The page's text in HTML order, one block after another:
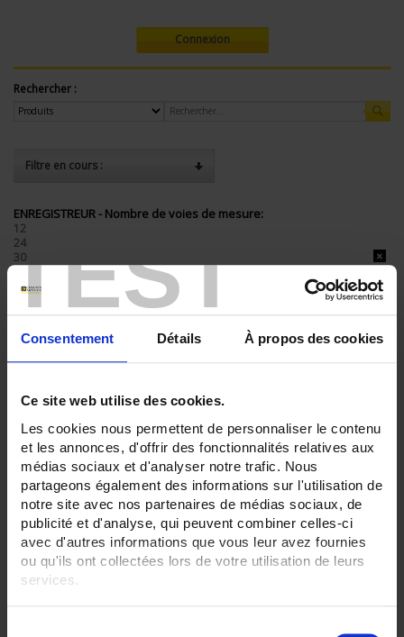
TEST
Consentement Détails À propos des cookies
Ce site web utilise des cookies.
Les cookies nous permettent de personnaliser le contenu
et les annonces, d'offrir des fonctionnalités relatives aux
médias sociaux et d'analyser notre trafic. Nous
partageons également des informations sur l'utilisation de
notre site avec nos partenaires de médias sociaux, de
publicité et d'analyse, qui peuvent combiner celles-ci
avec d'autres informations que vous leur avez fournies
ou qu'ils ont collectées lors de votre utilisation de leurs
services.
Connexion
Rechercher :
Filtre en cours :
ENREGISTREUR - Nombre de voies de mesure:
12
24
30
48
ENREGISTREUR - Sorties relais:
Sans
6 entrées
ENREGISTREUR - Communication:
Ethernet
ENREGISTREUR - Montage:
En armoire
Version portable (poignée)
TOUT SUPPRIMER